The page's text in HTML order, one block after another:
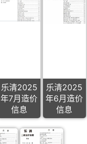
乐清2025
年7月造价
信息
乐清2025
年6月造价
信息